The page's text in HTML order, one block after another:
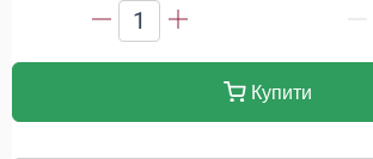
1
Купити